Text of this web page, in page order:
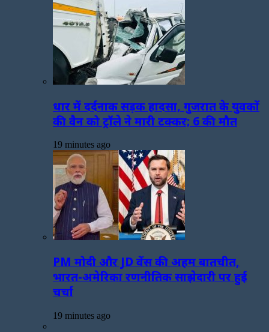
धार में दर्दनाक सड़क हादसा, गुजरात के युवकों
की वैन को ट्रॉले ने मारी टक्कर; 6 की मौत
19 minutes ago
PM मोदी और JD वेंस की अहम बातचीत,
भारत-अमेरिका रणनीतिक साझेदारी पर हुई
चर्चा
19 minutes ago